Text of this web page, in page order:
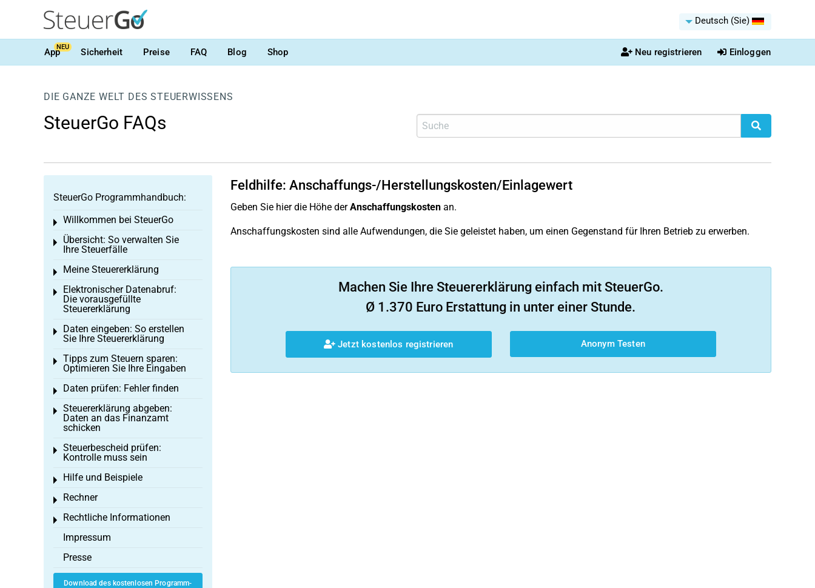
Deutsch (Sie)
AppNEU Sicherheit Preise FAQ Blog Shop Neu registrieren Einloggen
DIE GANZE WELT DES STEUERWISSENS
SteuerGo FAQs
Feldhilfe: Anschaffungs-/Herstellungskosten/Einlagewert
Geben Sie hier die Höhe derAnschaffungskostenan.
Anschaffungskosten sind alle Aufwendungen, die Sie geleistet haben, um einen Gegenstand für Ihren Betrieb zu erwerben.
Machen Sie Ihre Steuererklärung einfach mit SteuerGo.
Ø 1.370 Euro Erstattung in unter einer Stunde.
Jetzt kostenlos registrieren Anonym Testen
SteuerGo Programmhandbuch:
Willkommen bei SteuerGo
Toggle menu
Übersicht: So verwalten Sie
Ihre Steuerfälle
Toggle menu
Meine Steuererklärung
Toggle menu
Elektronischer Datenabruf:
Die vorausgefüllte
Steuererklärung
Toggle menu
Daten eingeben: So erstellen
Sie Ihre Steuererklärung
Toggle menu
Tipps zum Steuern sparen:
Optimieren Sie Ihre Eingaben
Toggle menu
Daten prüfen: Fehler finden
Toggle menu
Steuererklärung abgeben:
Daten an das Finanzamt
schicken
Toggle menu
Steuerbescheid prüfen:
Kontrolle muss sein
Toggle menu
Hilfe und Beispiele
Toggle menu
Rechner
Toggle menu
Rechtliche Informationen
Toggle menu
Impressum
Presse
Download des kostenlosen Programm-